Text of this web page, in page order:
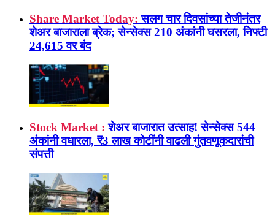
Share Market Today: सलग चार दिवसांच्या तेजीनंतर
शेअर बाजाराला ब्रेक; सेन्सेक्स 210 अंकांनी घसरला, निफ्टी
24,615 वर बंद
Stock Market : शेअर बाजारात उत्साह! सेन्सेक्स 544
अंकांनी वधारला, ₹3 लाख कोटींनी वाढली गुंतवणूकदारांची
संपत्ती